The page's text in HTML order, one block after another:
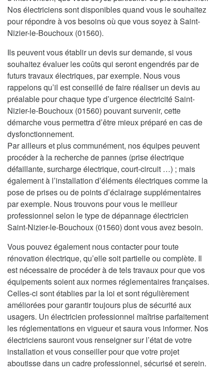
Nos électriciens sont disponibles quand vous le souhaitez
pour répondre à vos besoins où que vous soyez à Saint-
Nizier-le-Bouchoux (01560).
Ils peuvent vous établir un devis sur demande, si vous
souhaitez évaluer les coûts qui seront engendrés par de
futurs travaux électriques, par exemple. Nous vous
rappelons qu’il est conseillé de faire réaliser un devis au
préalable pour chaque type d’urgence électricité Saint-
Nizier-le-Bouchoux (01560) pouvant survenir, cette
démarche vous permettra d’être mieux préparé en cas de
dysfonctionnement.
Par ailleurs et plus communément, nos équipes peuvent
procéder à la recherche de pannes (prise électrique
défaillante, surcharge électrique, court-circuit …) ; mais
également à l’installation d’éléments électriques comme la
pose de prises ou de points d’éclairage supplémentaires
par exemple. Nous trouvons pour vous le meilleur
professionnel selon le type de dépannage électricien
Saint-Nizier-le-Bouchoux (01560) dont vous avez besoin.
Vous pouvez également nous contacter pour toute
rénovation électrique, qu’elle soit partielle ou complète. Il
est nécessaire de procéder à de tels travaux pour que vos
équipements soient aux normes réglementaires françaises.
Celles-ci sont établies par la loi et sont régulièrement
améliorées pour garantir toujours plus de sécurité aux
usagers. Un électricien professionnel maîtrise parfaitement
les réglementations en vigueur et saura vous informer. Nos
électriciens sauront vous renseigner sur l’état de votre
installation et vous conseiller pour que votre projet
aboutisse dans un cadre professionnel, sécurisé et serein.